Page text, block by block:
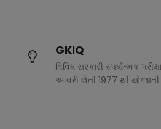
GKIQ
વિવિધ સરકારી સ્પર્ધાત્મક
આવરી લેતી 1977 થી